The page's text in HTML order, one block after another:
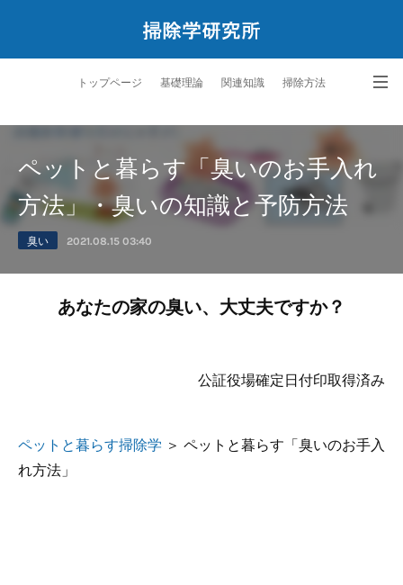
トップページ 基礎理論 関連知識 掃除方法
問合せ
ペットと暮らす「臭いのお手入れ
方法」・臭いの知識と予防方法
臭い 2021.08.15 03:40
あなたの家の臭い、大丈夫ですか？
公証役場確定日付印取得済み
ペットと暮らす掃除学 ＞ ペットと暮らす「臭いのお手入
れ方法」